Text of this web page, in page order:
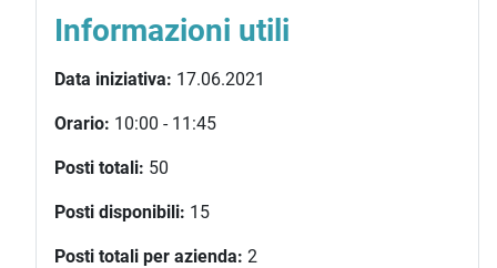
Informazioni utili
Data iniziativa: 17.06.2021
Orario: 10:00 - 11:45
Posti totali: 50
Posti disponibili: 15
Posti totali per azienda: 2